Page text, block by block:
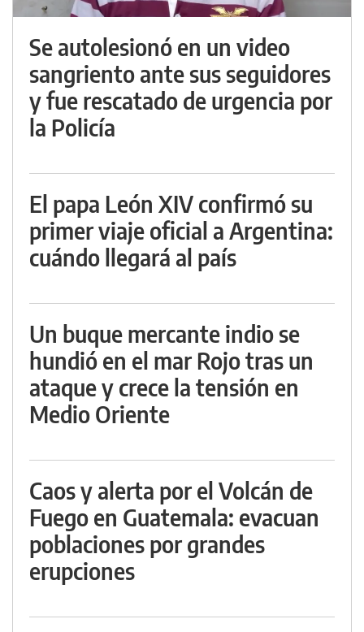
Se autolesionó en un video
sangriento ante sus seguidores
y fue rescatado de urgencia por
la Policía
El papa León XIV confirmó su
primer viaje oficial a Argentina:
cuándo llegará al país
Un buque mercante indio se
hundió en el mar Rojo tras un
ataque y crece la tensión en
Medio Oriente
Caos y alerta por el Volcán de
Fuego en Guatemala: evacuan
poblaciones por grandes
erupciones